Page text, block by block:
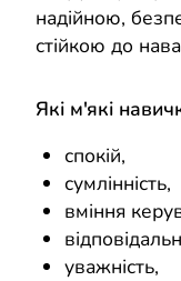
надійною,
стійкою до
Які м'які
спокій,
сумлінність,
вміння
уважність,